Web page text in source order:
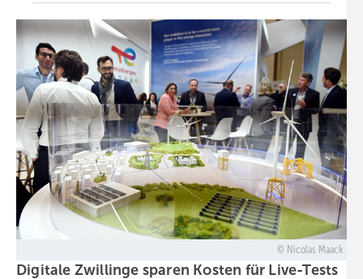
Nicolas Maack
Digitale Zwillinge sparen Kosten für Live-Tests